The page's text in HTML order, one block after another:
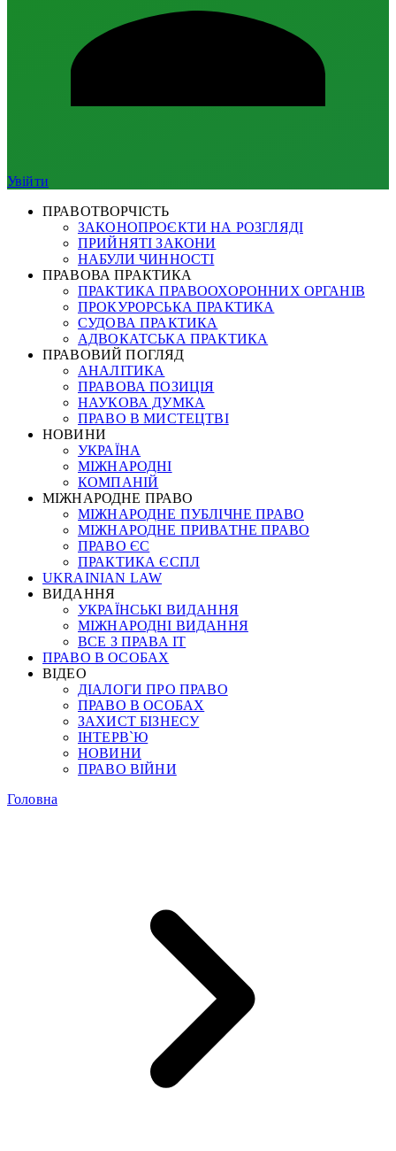
Увійти
ПРАВОТВОРЧІСТЬ
ЗАКОНОПРОЄКТИ НА РОЗГЛЯДІ
ПРИЙНЯТІ ЗАКОНИ
НАБУЛИ ЧИННОСТІ
ПРАВОВА ПРАКТИКА
ПРАКТИКА ПРАВООХОРОННИХ ОРГАНІВ
ПРОКУРОРСЬКА ПРАКТИКА
СУДОВА ПРАКТИКА
АДВОКАТСЬКА ПРАКТИКА
ПРАВОВИЙ ПОГЛЯД
АНАЛІТИКА
ПРАВОВА ПОЗИЦІЯ
НАУКОВА ДУМКА
ПРАВО В МИСТЕЦТВІ
НОВИНИ
УКРАЇНА
МІЖНАРОДНІ
КОМПАНІЙ
МІЖНАРОДНЕ ПРАВО
МІЖНАРОДНЕ ПУБЛІЧНЕ ПРАВО
МІЖНАРОДНЕ ПРИВАТНЕ ПРАВО
ПРАВО ЄС
ПРАКТИКА ЄСПЛ
UKRAINIAN LAW
ВИДАННЯ
УКРАЇНСЬКІ ВИДАННЯ
МІЖНАРОДНІ ВИДАННЯ
ВСЕ З ПРАВА ІТ
ПРАВО В ОСОБАХ
ВІДЕО
ДІАЛОГИ ПРО ПРАВО
ПРАВО В ОСОБАХ
ЗАХИСТ БІЗНЕСУ
ІНТЕРВ`Ю
НОВИНИ
ПРАВО ВІЙНИ
Головна